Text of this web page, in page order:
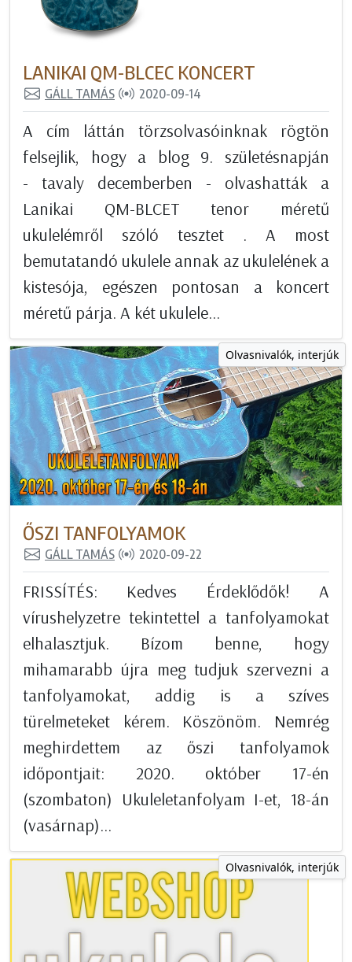
LANIKAI QM-BLCEC KONCERT
GÁLL TAMÁS 2020-09-14
A cím láttán törzsolvasóinknak rögtön
felsejlik, hogy a blog 9. születésnapján
- tavaly decemberben - olvashatták a
Lanikai QM-BLCET tenor méretű
ukulelémről szóló tesztet . A most
bemutatandó ukulele annak az ukulelének a
kistesója, egészen pontosan a koncert
méretű párja. A két ukulele...
Olvasnivalók, interjúk
ŐSZI TANFOLYAMOK
GÁLL TAMÁS 2020-09-22
FRISSÍTÉS: Kedves Érdeklődők! A
vírushelyzetre tekintettel a tanfolyamokat
elhalasztjuk. Bízom benne, hogy
mihamarabb újra meg tudjuk szervezni a
tanfolyamokat, addig is a szíves
türelmeteket kérem. Köszönöm. Nemrég
meghirdettem az őszi tanfolyamok
időpontjait: 2020. október 17-én
(szombaton) Ukuleletanfolyam I-et, 18-án
(vasárnap)...
Olvasnivalók, interjúk